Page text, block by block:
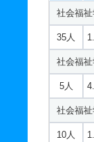
社会福
35人
社会福
5人
社会福
10人